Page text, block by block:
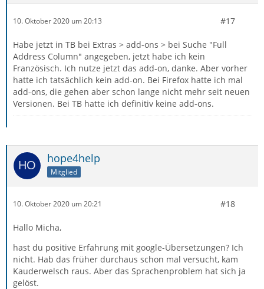
10. Oktober 2020 um 20:13 #17
Habe jetzt in TB bei Extras > add-ons > bei Suche "Full
Address Column" angegeben, jetzt habe ich kein
Französisch. Ich nutze jetzt das add-on, danke. Aber vorher
hatte ich tatsächlich kein add-on. Bei Firefox hatte ich mal
add-ons, die gehen aber schon lange nicht mehr seit neuen
Versionen. Bei TB hatte ich definitiv keine add-ons.
hope4help
Mitglied
10. Oktober 2020 um 20:21 #18
Hallo Micha,
hast du positive Erfahrung mit google-Übersetzungen? Ich
nicht. Hab das früher durchaus schon mal versucht, kam
Kauderwelsch raus. Aber das Sprachenproblem hat sich ja
gelöst.